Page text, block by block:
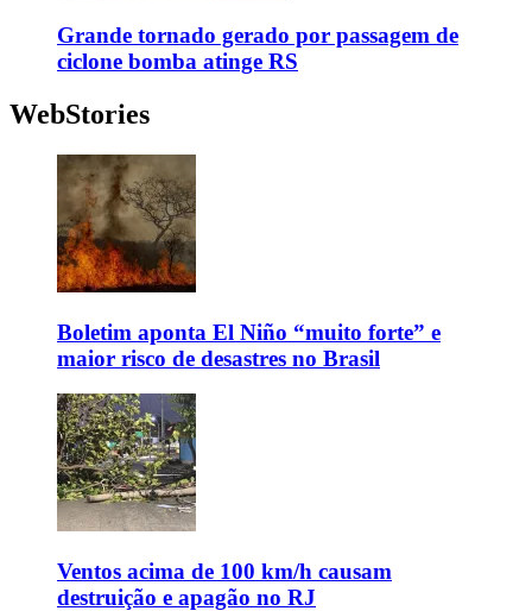
Grande tornado gerado por passagem de
ciclone bomba atinge RS
WebStories
Boletim aponta El Niño “muito forte” e
maior risco de desastres no Brasil
Ventos acima de 100 km/h causam
destruição e apagão no RJ